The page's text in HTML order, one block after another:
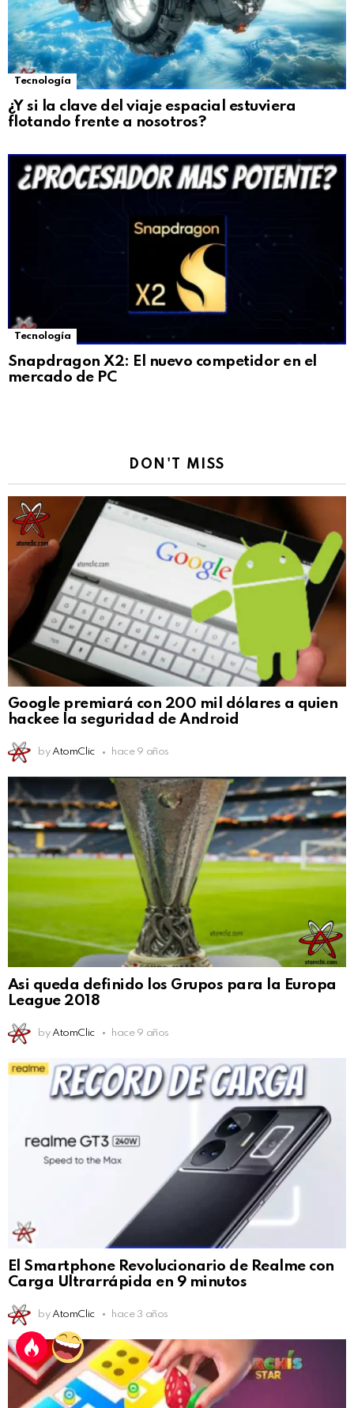
Tecnología
¿Y si la clave del viaje espacial estuviera
flotando frente a nosotros?
Tecnología
Snapdragon X2: El nuevo competidor en el
mercado de PC
DON'T MISS
Google premiará con 200 mil dólares a quien
hackee la seguridad de Android
by AtomClic hace 9 años
Asi queda definido los Grupos para la Europa
League 2018
by AtomClic hace 9 años
El Smartphone Revolucionario de Realme con
Carga Ultrarrápida en 9 minutos
by AtomClic hace 3 años